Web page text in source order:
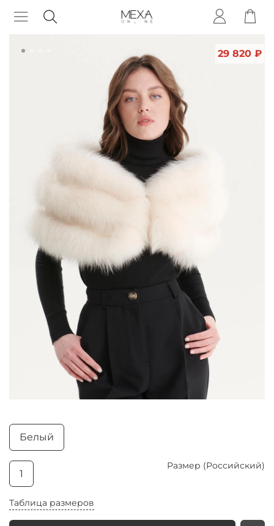
29 820 ₽
Таблица размеров
Белый
Размер (Российский)
1